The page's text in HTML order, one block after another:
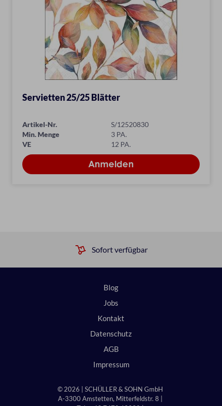
Servietten 25/25 Blätter
Artikel-Nr.
S/12520830
Min. Menge
3 PA.
VE
12 PA.
Sofort verfügbar
© 2026 | SCHÜLLER & SOHN GmbH
A-3300 Amstetten, Mitterfeldstr. 8 |
Blog
Jobs
Kontakt
Datenschutz
AGB
Impressum